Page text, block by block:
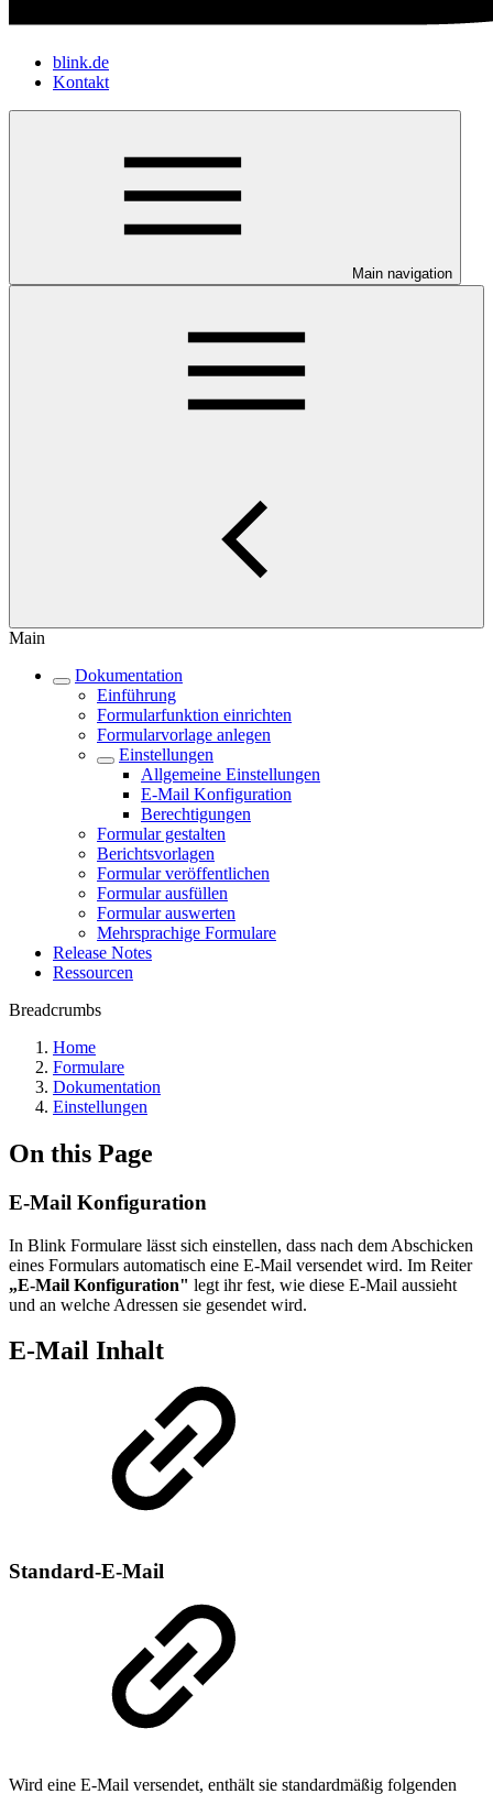
blink.de
Kontakt
Main navigation
Main
Dokumentation
Einführung
Formularfunktion einrichten
Formularvorlage anlegen
Einstellungen
Allgemeine Einstellungen
E-Mail Konfiguration
Berechtigungen
Formular gestalten
Berichtsvorlagen
Formular veröffentlichen
Formular ausfüllen
Formular auswerten
Mehrsprachige Formulare
Release Notes
Ressourcen
Breadcrumbs
Home
Formulare
Dokumentation
Einstellungen
On this Page
E-Mail Konfiguration
In Blink Formulare lässt sich einstellen, dass nach dem Abschicken
eines Formulars automatisch eine E-Mail versendet wird. Im Reiter
„E-Mail Konfiguration" legt ihr fest, wie diese E-Mail aussieht
und an welche Adressen sie gesendet wird.
E-Mail Inhalt
Standard-E-Mail
Wird eine E-Mail versendet, enthält sie standardmäßig folgenden